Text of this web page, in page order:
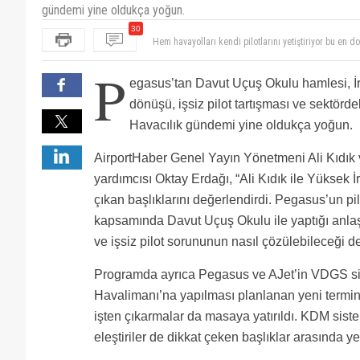
gündemi yine oldukça yoğun.
30
pilot okullarını ovuyorsunuz. Ne dediğinixin farkında
Oğlumuz yıllarca emek verdi bizde acsuzuz kalıp
geçiyor. Bende varım diyor. Havacılığı
gelince. Şüphesiz doğru bir seçim.
Dinamik ve teknolojik yapıyı kendi kurumsal
zaten birçok konuda öncüydü bu alandada öncü
Bu okuldan mezunum ve 4 yıldır pegasustayım.
Sektörde güzel bir hamle.
tafa’nın uçaklarının yarısı şu an satılık hepsini
Türk Hava Yolları ve Pegasus Airlines’ın
daraltma riski taşıyor.Bugüne kadar Türkiye’de
istihdam edildi ve sistem bu şekilde
kısmını dış kaynaklı eğitim organizasyonlarından
sağladı.Ancak 2025 sonrası planlanan yeni model
okullarının sistem dışına itilmesi ve buna bağlı
düşmesi gibi sonuçlar ortaya çıkardı. Unutulmamalı
lütfen.
İsim biraz tuhaf değil mi?
Onlar Türkiye'yi NATO'dan çıkartamadılar, şimdi
yapılamdırma çabasındalar.
P egasus’tan Davut Uçuş Okulu hamlesi,
dönüşü, işsiz pilot tartışması ve
Havacılık gündemi yine oldukça yoğun.
AirportHaber Genel Yayın Yönetmeni Ali
yardımcısı Oktay Erdağı, “Ali Kıdık ile Yüksek
çıkan başlıklarını değerlendirdi. Pegasus’un
kapsamında Davut Uçuş Okulu ile yaptığı
ve işsiz pilot sorununun nasıl çözülebileceği
Programda ayrıca Pegasus ve AJet’in VDGS
Havalimanı’na yapılması planlanan yeni
işten çıkarmalar da masaya yatırıldı. KDM
eleştiriler de dikkat çeken başlıklar arasında